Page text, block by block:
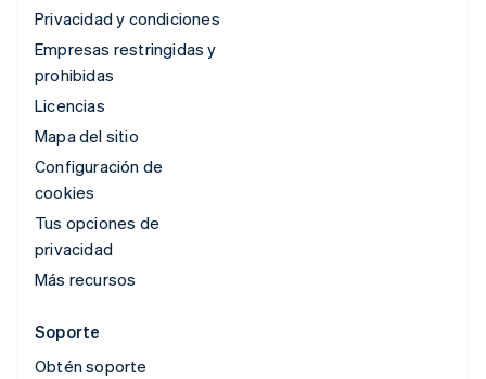
Privacidad y condiciones
Empresas restringidas y
prohibidas
Licencias
Mapa del sitio
Configuración de
cookies
Tus opciones de
privacidad
Más recursos
Soporte
Obtén soporte